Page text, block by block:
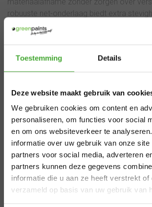
Toestemming Details
Deze website maakt gebruik van
We gebruiken cookies om content en
personaliseren, om functies voor social
en om ons websiteverkeer te
informatie over uw gebruik van onze site
partners voor social media, adverteren
partners kunnen deze gegevens
informatie die u aan ze heeft verstrekt of
verzameld op basis van uw gebruik van
materiaalafname zonder zorgen over
robuuste net-onderlaag biedt extra
inscheuren. Bovendien is deze
inzetbaar zonder beperkingen van
dergelijke. Door de keramische korrel heb
standvermogen, waardoor je minder
Belangrijke
Geavanceerde stofafzuiging
Verlengde duurzaamheid
Consistente schuurresultaten
Breed inzetbaar
Aangepaste
levertijden
Van 29 juli t/m 7 augustus zijn wij
Bestel je vóór 28 juli 12.00 uur?
verzenden we nog volgens
je later, dan kan de levertijd iets
Bedankt voor je begrip en een